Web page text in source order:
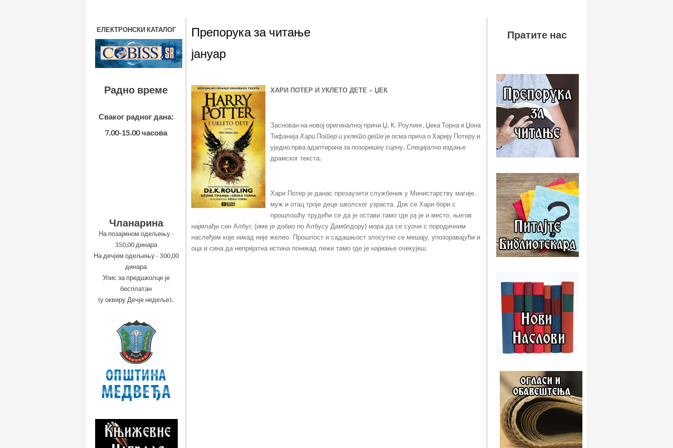
ЕЛЕКТРОНСКИ КАТАЛОГ
Радно време
Сваког радног дана:
7.00-15.00 часова
Чланарина
На позајмном одељењу -
350,00 динара
На дечјем одељењу - 300,00
динара
Упис за предшколце је
бесплатан
(у оквиру Дечје недеље).
Препорука за читање
јануар
ХАРИ ПОТЕР И УКЛЕТО ДЕТЕ – ЏЕК
Заснован на новој оригиналној причи Џ. К. Роулинг, Џека Торна и Џона
ТифанијаХари Потер и уклето дете је осма прича о Харију Потеру и
уједно прва адаптирана за позоришну сцену. Специјално издање
драмског текста.
Хари Потер је данас презаузети службеник у Министарству магије,
муж и отац троје деце школског узраста. Док се Хари бори с
прошлошћу трудећи се да је остави тамо где јој је и место, његов
најмлађи син Албус (име је добио по Албусу Дамблдору) мора да се суочи с породичним
наслеђем које никад није желео. Прошлост и садашњост злосутно се мешају, упозоравајући и
оца и сина да непријатна истина понекад лежи тамо где је најмање очекујеш.
Пратите нас